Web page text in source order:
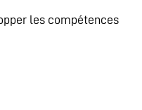
les compétences